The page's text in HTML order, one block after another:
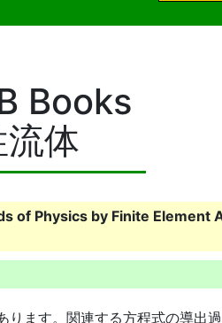
Books
体
of Physics by Finite Element
ります。関連する方程式の導出